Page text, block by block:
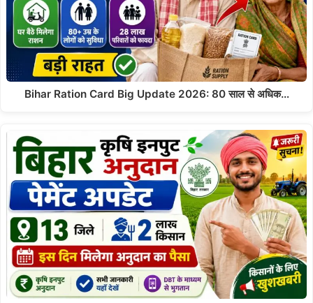
Bihar Ration Card Big Update 2026: 80 साल से अधिक…